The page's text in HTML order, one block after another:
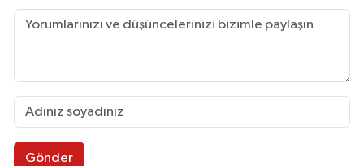
Gönder